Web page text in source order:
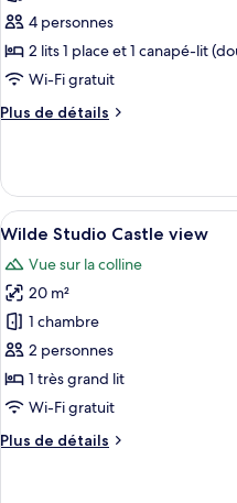
Bedroom
Castle
view
pour
ce
type
chambre :
Bedroom
Twin
4 personnes
2 lits 1 place et 1 canapé-lit
Wi-Fi gratuit
Plus de détails
Plus
le
type
de
Wilde
One
Bedroom
Twin
Afficher
toutes
les
photos
pour
ce
type
de
chambre :
Wilde
7
Wilde Studio Castle view
Vue sur la colline
20 m²
1 chambre
2 personnes
1 très grand lit
Wi-Fi gratuit
Plus de détails
Plus